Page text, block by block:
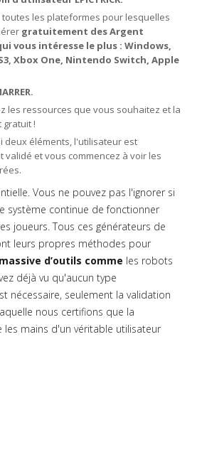
toutes les plateformes pour lesquelles
gratuitement des Argent
vous intéresse le plus : Windows,
Xbox One, Nintendo Switch, Apple
les ressources que vous souhaitez et la
gratuit !
deux éléments, l'utilisateur est
validé et vous commencez à voir les
Vous ne pouvez pas l'ignorer si
système continue de fonctionner
joueurs. Tous ces générateurs de
leurs propres méthodes pour
d’outils comme les robots
déjà vu qu'aucun type
nécessaire, seulement la validation
nous certifions que la
les mains d'un véritable utilisateur